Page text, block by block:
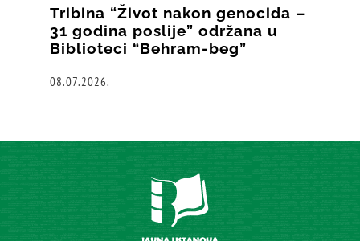
Tribina “Život nakon genocida –
31 godina poslije” održana u
Biblioteci “Behram-beg”
08.07.2026.